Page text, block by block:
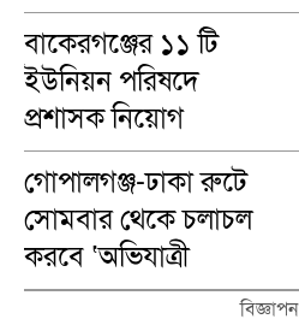
বাকেরগঞ্জের ১১ টি
ইউনিয়ন পরিষদে
প্রশাসক নিয়োগ
গোপালগঞ্জ-ঢাকা রুটে
সোমবার থেকে চলাচল
করবে ‘অভিযাত্রী
কমিউটার’ ট্রেন
বিজ্ঞাপন